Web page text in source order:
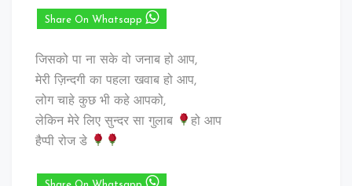
Share On Whatsapp
जिसको पा ना सके वो जनाब हो आप,
मेरी ज़िन्दगी का पहला खवाब हो आप,
लोग चाहे कुछ भी कहे आपको,
लेकिन मेरे लिए सुन्दर सा गुलाब
हो आप
हैप्पी रोज डे